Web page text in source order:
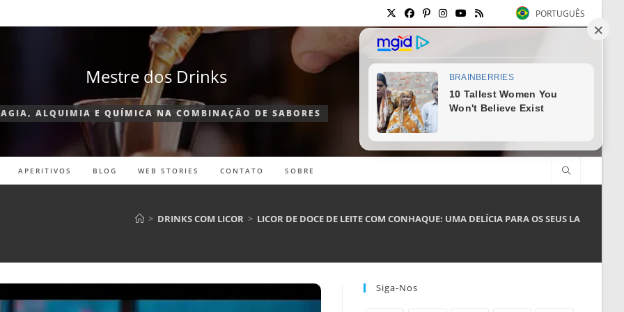
PORTUGUÊS
Mestre dos Drinks
ALQUIMIA E QUÍMICA NA COMBINAÇÃO DE SABORES
APERITIVOS BLOG WEB STORIES CONTATO SOBRE
> DRINKS COM LICOR > LICOR DE DOCE DE LEITE COM CONHAQUE: UMA DELÍCIA PARA OS SEUS LANCHES
Siga-Nos